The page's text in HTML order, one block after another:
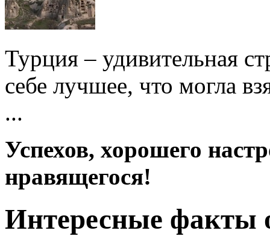
Турция – удивительная
себе лучшее, что могла
...
Успехов, хорошего
нравящегося!
Интересные факты